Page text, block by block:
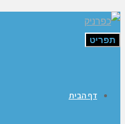
תפריט
דף הבית